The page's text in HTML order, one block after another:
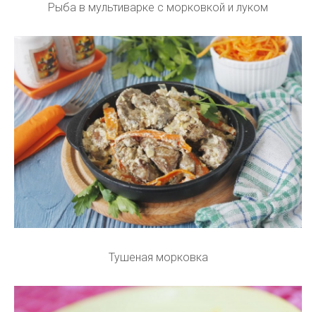
Рыба в мультиварке с морковкой и луком
Тушеная морковка